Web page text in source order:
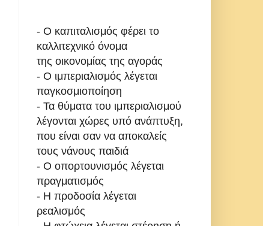
- Ο καπιταλισμός φέρει το
καλλιτεχνικό όνομα
της οικονομίας της αγοράς
- Ο ιμπεριαλισμός λέγεται
παγκοσμιοποίηση
- Τα θύματα του ιμπεριαλισμού
λέγονται χώρες υπό ανάπτυξη,
που είναι σαν να αποκαλείς
τους νάνους παιδιά
- Ο οπορτουνισμός λέγεται
πραγματισμός
- Η προδοσία λέγεται
ρεαλισμός